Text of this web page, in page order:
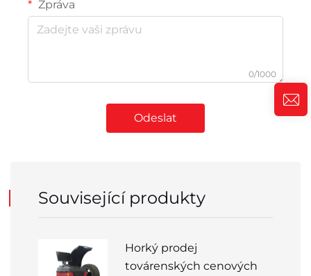
Zpráva
0/1000
Odeslat
Související produkty
Horký prodej
továrenských cenových